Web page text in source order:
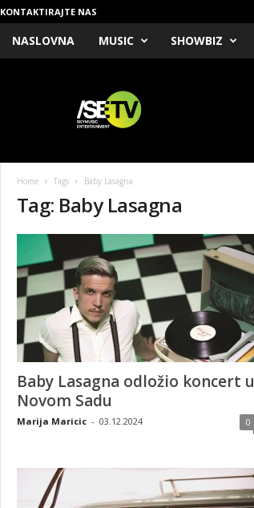
KONTAKTIRAJTE NAS
NASLOVNA MUSIC SHOWBIZ
Home Tags Baby Lasagna
Tag: Baby Lasagna
Baby Lasagna odložio koncert u
Novom Sadu
Marija Maricic - 03.12.2024 0